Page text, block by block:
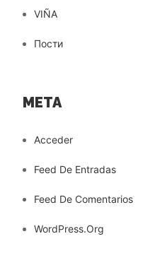
VIÑA
Пости
META
Acceder
Feed De Entradas
Feed De Comentarios
WordPress.org